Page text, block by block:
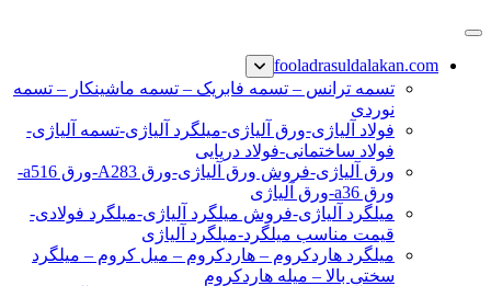
پرش
محتوا
نبشی فولادی-ناودانی فولادی-قیمت ورق-قیمت فولاد
fooladrasuldalakan.com
تسمه ترانس – تسمه فابریک – تسمه ماشینکار – تسمه
نوردی
فولاد آلیاژی-ورق آلیاژی-میلگرد آلیاژی-تسمه آلیاژی-
فولاد ساختمانی-فولاد دریایی
ورق آلیاژی-فروش ورق آلیاژی-ورق A283-ورق a516-
ورق a36-ورق آلیاژی
میلگرد آلیاژی-فروش میلگرد آلیاژی-میلگرد فولادی-
قیمت مناسب میلگرد-میلگرد آلیاژی
میلگرد هاردکروم – هاردکروم – میل کروم – میلگرد
سختی بالا – میله هاردکروم